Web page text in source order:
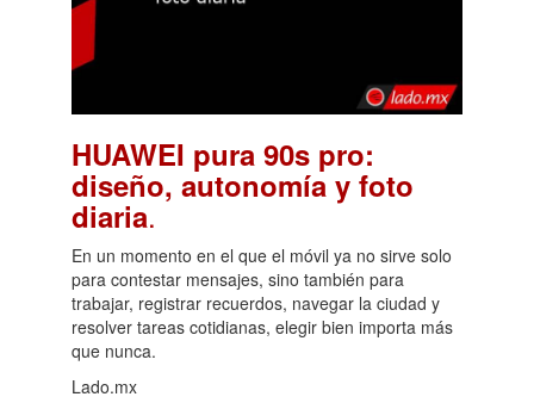
HUAWEI pura 90s pro:
diseño, autonomía y foto
diaria.
En un momento en el que el móvil ya no sirve solo
para contestar mensajes, sino también para
trabajar, registrar recuerdos, navegar la ciudad y
resolver tareas cotidianas, elegir bien importa más
que nunca.
Lado.mx